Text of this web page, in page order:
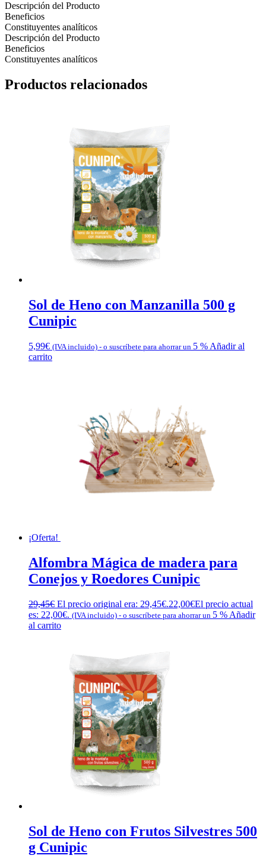
Descripción del Producto
Beneficios
Constituyentes analíticos
Descripción del Producto
Beneficios
Constituyentes analíticos
Productos relacionados
Sol de Heno con Manzanilla 500 g
Cunipic
5,99€ (IVA incluido) - o suscríbete para ahorrar un 5 % Añadir al
carrito
¡Oferta!
Alfombra Mágica de madera para
Conejos y Roedores Cunipic
29,45€ El precio original era: 29,45€.22,00€El precio actual
es: 22,00€. (IVA incluido) - o suscríbete para ahorrar un 5 % Añadir
al carrito
Sol de Heno con Frutos Silvestres 500
g Cunipic